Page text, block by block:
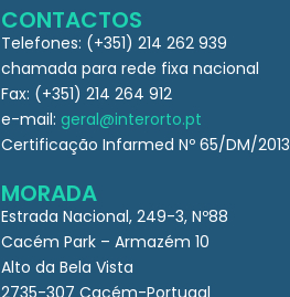
CONTACTOS
Telefones: (+351) 214 262 939
chamada para rede fixa nacional
Fax: (+351) 214 264 912
e-mail: geral@interorto.pt
Certificação Infarmed Nº 65/DM/2013
MORADA
Estrada Nacional, 249-3, Nº88
Cacém Park – Armazém 10
Alto da Bela Vista